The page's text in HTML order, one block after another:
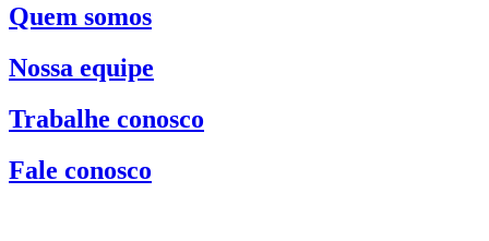
Quem somos
Nossa equipe
Trabalhe conosco
Fale conosco